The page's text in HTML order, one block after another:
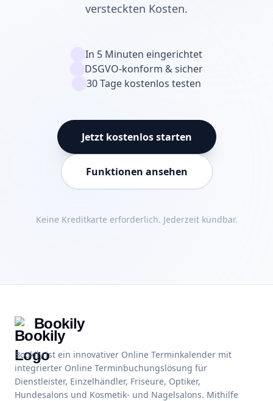
versteckten Kosten.
In 5 Minuten eingerichtet
DSGVO-konform & sicher
30 Tage kostenlos testen
Jetzt kostenlos starten
Funktionen ansehen
Keine Kreditkarte erforderlich. Jederzeit kündbar.
Bookily
Bookily ist ein innovativer Online Terminkalender mit
integrierter Online Terminbuchungslösung für
Dienstleister, Einzelhändler, Friseure, Optiker,
Hundesalons und Kosmetik- und Nagelsalons. Mithilfe